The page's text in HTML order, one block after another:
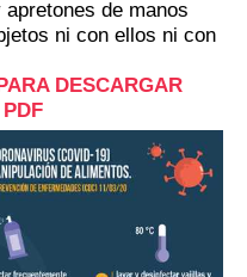
de manos
ni con ellos ni con
DESCARGAR